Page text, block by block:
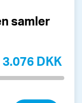
samler
3.076 DKK